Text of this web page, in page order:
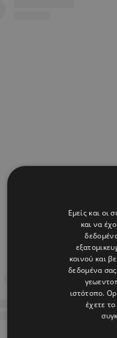
Εμείς και οι
και να
κοινού και
δεδομένα
ιστότοπο.
έχετε